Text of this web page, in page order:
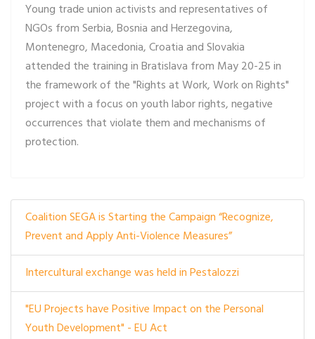
Young trade union activists and representatives of
NGOs from Serbia, Bosnia and Herzegovina,
Montenegro, Macedonia, Croatia and Slovakia
attended the training in Bratislava from May 20-25 in
the framework of the "Rights at Work, Work on Rights"
project with a focus on youth labor rights, negative
occurrences that violate them and mechanisms of
protection.
Coalition SEGA is Starting the Campaign “Recognize,
Prevent and Apply Anti-Violence Measures”
Intercultural exchange was held in Pestalozzi
"EU Projects have Positive Impact on the Personal
Youth Development" - EU Act